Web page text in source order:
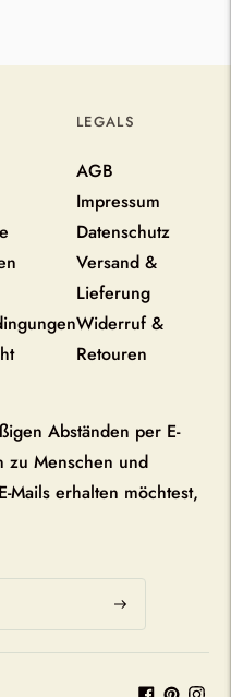
LEGALS
AGB
Impressum
Datenschutz
Versand &
Lieferung
Widerruf &
Retouren
Abständen per E-
zu Menschen und
Mails erhalten möchtest,
Abonnieren